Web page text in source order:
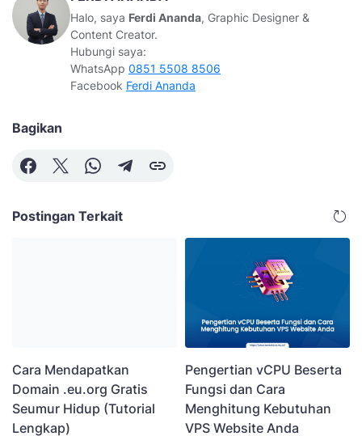
Halo, saya Ferdi Ananda, Graphic Designer &
Content Creator.
Hubungi saya:
WhatsApp 0851 5508 8506
Facebook Ferdi Ananda
Bagikan
Postingan Terkait
Cara Mendapatkan
Domain .eu.org Gratis
Seumur Hidup (Tutorial
Lengkap)
Pengertian vCPU Beserta
Fungsi dan Cara
Menghitung Kebutuhan
VPS Website Anda